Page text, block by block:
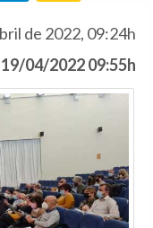
de 2022, 09:24h
04/2022 09:55h